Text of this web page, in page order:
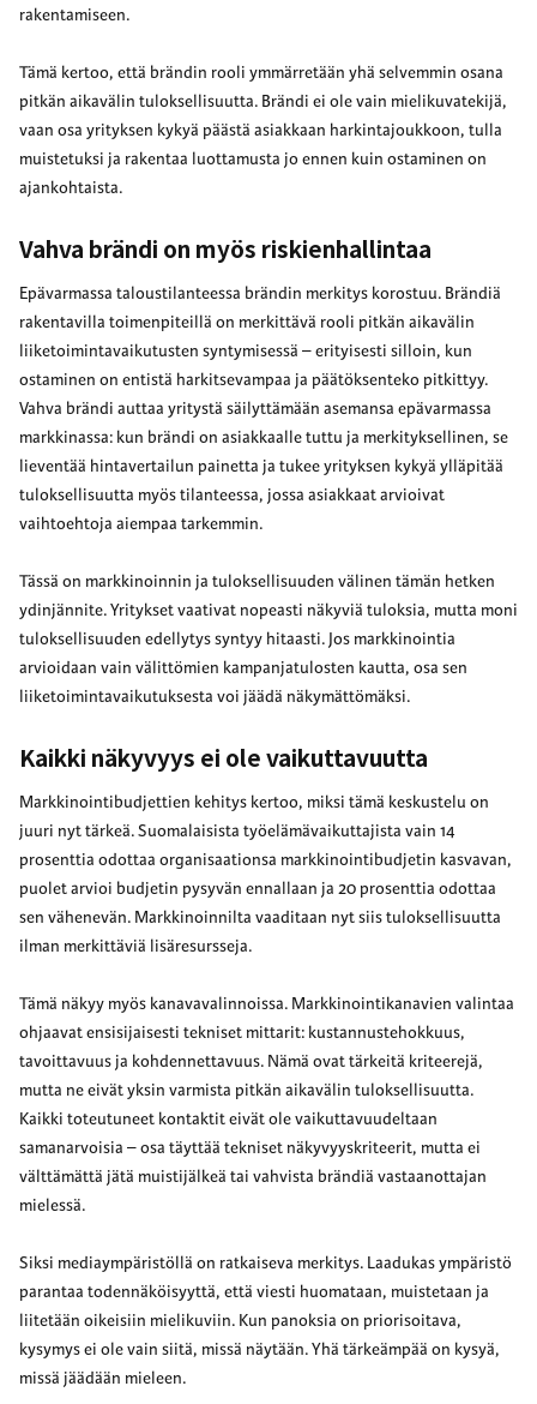
rakentamiseen.
Tämä kertoo, että brändin rooli ymmärretään yhä selvemmin osana
pitkän aikavälin tuloksellisuutta. Brändi ei ole vain mielikuvatekijä,
vaan osa yrityksen kykyä päästä asiakkaan harkintajoukkoon, tulla
muistetuksi ja rakentaa luottamusta jo ennen kuin ostaminen on
ajankohtaista.
Vahva brändi on myös riskienhallintaa
Epävarmassa taloustilanteessa brändin merkitys korostuu. Brändiä
rakentavilla toimenpiteillä on merkittävä rooli pitkän aikavälin
liiketoimintavaikutusten syntymisessä – erityisesti silloin, kun
ostaminen on entistä harkitsevampaa ja päätöksenteko pitkittyy.
Vahva brändi auttaa yritystä säilyttämään asemansa epävarmassa
markkinassa: kun brändi on asiakkaalle tuttu ja merkityksellinen, se
lieventää hintavertailun painetta ja tukee yrityksen kykyä ylläpitää
tuloksellisuutta myös tilanteessa, jossa asiakkaat arvioivat
vaihtoehtoja aiempaa tarkemmin.
Tässä on markkinoinnin ja tuloksellisuuden välinen tämän hetken
ydinjännite. Yritykset vaativat nopeasti näkyviä tuloksia, mutta moni
tuloksellisuuden edellytys syntyy hitaasti. Jos markkinointia
arvioidaan vain välittömien kampanjatulosten kautta, osa sen
liiketoimintavaikutuksesta voi jäädä näkymättömäksi.
Kaikki näkyvyys ei ole vaikuttavuutta
Markkinointibudjettien kehitys kertoo, miksi tämä keskustelu on
juuri nyt tärkeä. Suomalaisista työelämävaikuttajista vain 14
prosenttia odottaa organisaationsa markkinointibudjetin kasvavan,
puolet arvioi budjetin pysyvän ennallaan ja 20 prosenttia odottaa
sen vähenevän. Markkinoinnilta vaaditaan nyt siis tuloksellisuutta
ilman merkittäviä lisäresursseja.
Tämä näkyy myös kanavavalinnoissa. Markkinointikanavien valintaa
ohjaavat ensisijaisesti tekniset mittarit: kustannustehokkuus,
tavoittavuus ja kohdennettavuus. Nämä ovat tärkeitä kriteerejä,
mutta ne eivät yksin varmista pitkän aikavälin tuloksellisuutta.
Kaikki toteutuneet kontaktit eivät ole vaikuttavuudeltaan
samanarvoisia – osa täyttää tekniset näkyvyyskriteerit, mutta ei
välttämättä jätä muistijälkeä tai vahvista brändiä vastaanottajan
mielessä.
Siksi mediaympäristöllä on ratkaiseva merkitys. Laadukas ympäristö
parantaa todennäköisyyttä, että viesti huomataan, muistetaan ja
liitetään oikeisiin mielikuviin. Kun panoksia on priorisoitava,
kysymys ei ole vain siitä, missä näytään. Yhä tärkeämpää on kysyä,
missä jäädään mieleen.